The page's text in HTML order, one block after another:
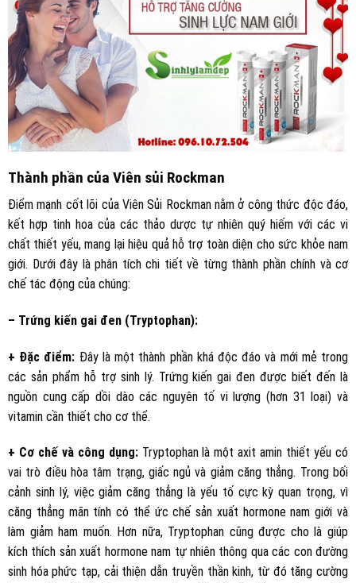
Thành phần của Viên sủi Rockman
Điểm mạnh cốt lõi của Viên Sủi Rockman nằm ở công thức độc đáo,
kết hợp tinh hoa của các thảo dược tự nhiên quý hiếm với các vi
chất thiết yếu, mang lại hiệu quả hỗ trợ toàn diện cho sức khỏe nam
giới. Dưới đây là phân tích chi tiết về từng thành phần chính và cơ
chế tác động của chúng:
– Trứng kiến gai đen (Tryptophan):
+ Đặc điểm: Đây là một thành phần khá độc đáo và mới mẻ trong
các sản phẩm hỗ trợ sinh lý. Trứng kiến gai đen được biết đến là
nguồn cung cấp dồi dào các nguyên tố vi lượng (hơn 31 loại) và
vitamin cần thiết cho cơ thể.
+ Cơ chế và công dụng:Tryptophan là một axit amin thiết yếu có
vai trò điều hòa tâm trạng, giấc ngủ và giảm căng thẳng. Trong bối
cảnh sinh lý, việc giảm căng thẳng là yếu tố cực kỳ quan trọng, vì
căng thẳng mãn tính có thể ức chế sản xuất hormone nam giới và
làm giảm ham muốn. Hơn nữa, Tryptophan cũng được cho là giúp
kích thích sản xuất hormone nam tự nhiên thông qua các con đường
sinh hóa phức tạp, cải thiện dẫn truyền thần kinh, từ đó tăng cường